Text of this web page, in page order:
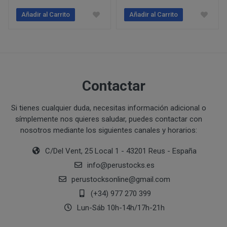
Añadir al Carrito Añadir al Carrito
Contactar
Si tienes cualquier duda, necesitas información adicional o
símplemente nos quieres saludar, puedes contactar con
nosotros mediante los siguientes canales y horarios:
C/Del Vent, 25 Local 1 - 43201 Reus - España
info@perustocks.es
perustocksonline@gmail.com
(+34) 977 270 399
Lun-Sáb 10h-14h/17h-21h
Ejecución de medidas precontractuales a petición del
Interés legítimo del responsable
PROCESO DE COMPRA Y/O CONTRATACIÓN
recogida de datos en el que se proporcione a
contratación; datos que en cualquier caso serán
que el cliente deberá consentir expresamente
PERUSTOCKS.
Los pasos a seguir para realizar la compra son:
Una vez dentro de la web, debemos
requeridos a tal efecto. También nos aparece
newsletter. En la dirección del correo
un mensaje en dónde validamos el email.
Accedemos a la tienda online "ENTRAR"